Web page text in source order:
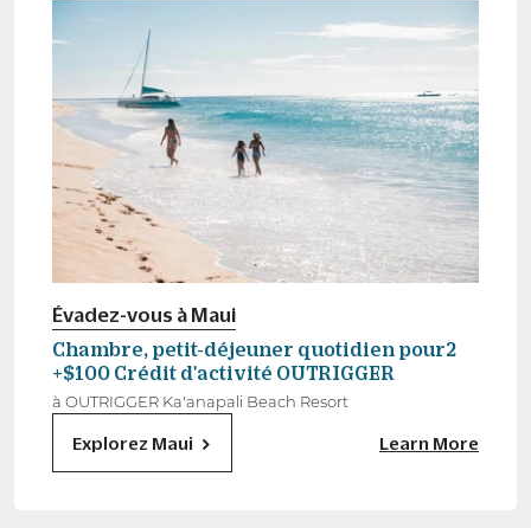
Évadez-vous à Maui
Chambre, petit-déjeuner quotidien pour2
+$100 Crédit d'activité OUTRIGGER
à OUTRIGGER Ka'anapali Beach Resort
Explorez Maui Learn More